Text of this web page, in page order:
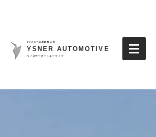
TITAN7日本総輸入元
YSNER AUTOMOTIVE
​ワイズナーオートモーティブ